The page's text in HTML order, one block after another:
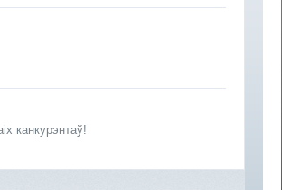
канкурэнтаў!